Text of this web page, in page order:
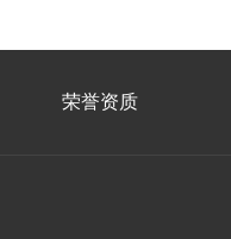
荣誉资质